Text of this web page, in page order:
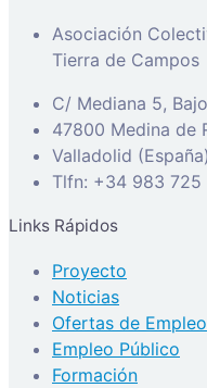
Asociación
Tierra de Campos
C/ Mediana 5,
47800 Medina de
Valladolid (España)
Tlfn: +34 983 725
Links Rápidos
Proyecto
Noticias
Ofertas de Empleo
Empleo Público
Formación